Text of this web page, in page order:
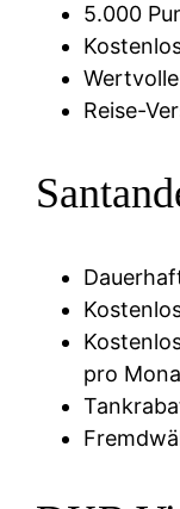
5.000
Reise-
pro